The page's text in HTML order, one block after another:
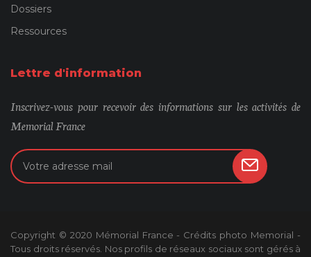
Dossiers
Ressources
Lettre d'information
Inscrivez-vous pour recevoir des informations sur les activités de
Memorial France
Copyright © 2020 Mémorial France - Crédits photo Memorial -
Tous droits réservés. Nos profils de réseaux sociaux sont gérés à